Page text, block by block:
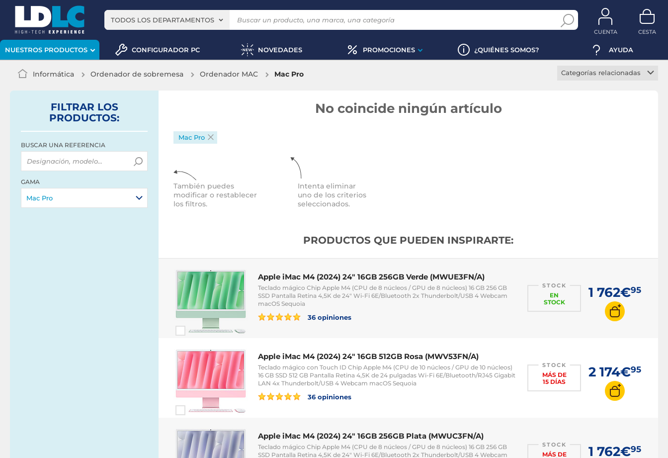
TODOS LOS DEPARTAMENTOS
CUENTA CESTA
NUESTROS PRODUCTOS CONFIGURADOR PC NOVEDADES PROMOCIONES ¿QUIÉNES SOMOS? AYUDA
Informática Ordenador de sobremesa Ordenador MAC Mac Pro
Categorías relacionadas
FILTRAR LOS
PRODUCTOS:
BUSCAR UNA REFERENCIA
GAMA
Mac Pro
No coincide ningún artículo
Mac Pro
Intenta eliminar
uno de los criterios
seleccionados.
También puedes
modificar o restablecer
los filtros.
PRODUCTOS QUE PUEDEN INSPIRARTE:
Apple iMac M4 (2024) 24" 16GB 256GB Verde (MWUE3FN/A)
Teclado mágico Chip Apple M4 (CPU de 8 núcleos / GPU de 8 núcleos) 16 GB 256 GB
SSD Pantalla Retina 4,5K de 24" Wi-Fi 6E/Bluetooth 2x Thunderbolt/USB 4 Webcam
macOS Sequoia
36 opiniones
STOCK
EN
STOCK
1 762€95
Apple iMac M4 (2024) 24" 16GB 512GB Rosa (MWV53FN/A)
Teclado mágico con Touch ID Chip Apple M4 (CPU de 10 núcleos / GPU de 10 núcleos)
16 GB SSD 512 GB Pantalla Retina 4,5K de 24 pulgadas Wi-Fi 6E/Bluetooth/RJ45 Gigabit
LAN 4x Thunderbolt/USB 4 Webcam macOS Sequoia
36 opiniones
STOCK
MÁS DE
15 DÍAS
2 174€95
Apple iMac M4 (2024) 24" 16GB 256GB Plata (MWUC3FN/A)
Teclado mágico Chip Apple M4 (CPU de 8 núcleos / GPU de 8 núcleos) 16 GB 256 GB
SSD Pantalla Retina 4,5K de 24" Wi-Fi 6E/Bluetooth 2x Thunderbolt/USB 4 Webcam
STOCK
MÁS DE
1 762€95